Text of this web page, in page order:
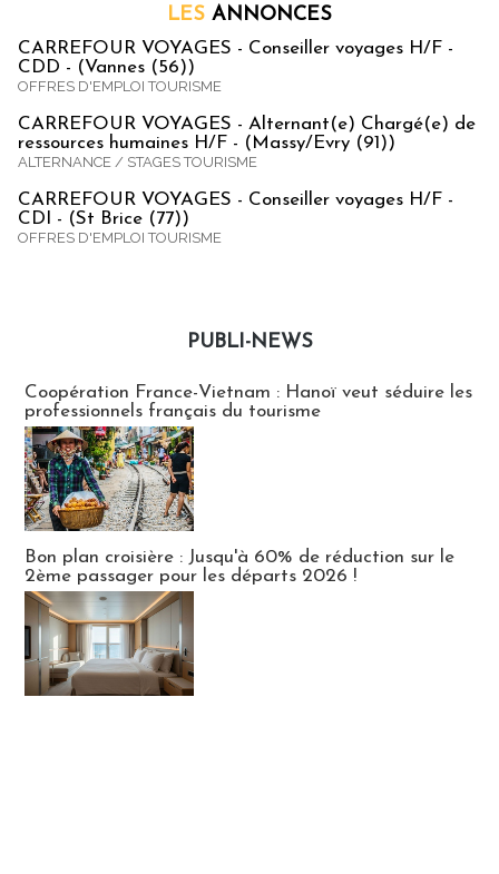
LES ANNONCES
CARREFOUR VOYAGES - Conseiller voyages H/F -
CDD - (Vannes (56))
OFFRES D'EMPLOI TOURISME
CARREFOUR VOYAGES - Alternant(e) Chargé(e) de
ressources humaines H/F - (Massy/Evry (91))
ALTERNANCE / STAGES TOURISME
CARREFOUR VOYAGES - Conseiller voyages H/F -
CDI - (St Brice (77))
OFFRES D'EMPLOI TOURISME
PUBLI-NEWS
Coopération France-Vietnam : Hanoï veut séduire les
professionnels français du tourisme
Bon plan croisière : Jusqu'à 60% de réduction sur le
2ème passager pour les départs 2026 !